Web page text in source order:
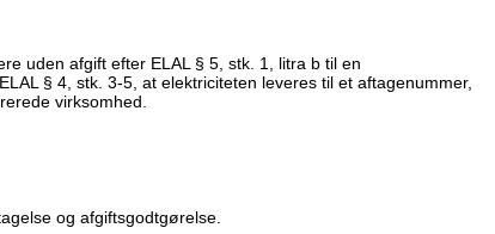
uden afgift efter ELAL § 5, stk. 1, litra b til en
§ 4, stk. 3-5, at elektriciteten leveres til et aftagenummer,
virksomhed.
og afgiftsgodtgørelse.